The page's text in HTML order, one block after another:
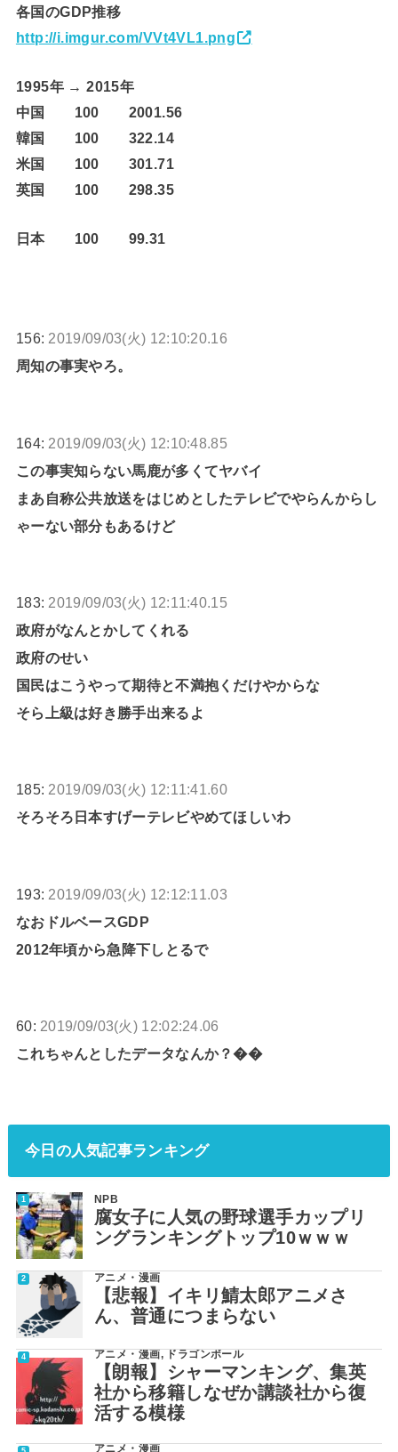
各国のGDP推移
http://i.imgur.com/VVt4VL1.png
1995年 → 2015年
中国 100 2001.56
韓国 100 322.14
米国 100 301.71
英国 100 298.35
日本 100 99.31
156: 2019/09/03(火) 12:10:20.16
周知の事実やろ。
164: 2019/09/03(火) 12:10:48.85
この事実知らない馬鹿が多くてヤバイ
まあ自称公共放送をはじめとしたテレビでやらんからし
ゃーない部分もあるけど
183: 2019/09/03(火) 12:11:40.15
政府がなんとかしてくれる
政府のせい
国民はこうやって期待と不満抱くだけやからな
そら上級は好き勝手出来るよ
185: 2019/09/03(火) 12:11:41.60
そろそろ日本すげーテレビやめてほしいわ
193: 2019/09/03(火) 12:12:11.03
なおドルベースGDP
2012年頃から急降下しとるで
60: 2019/09/03(火) 12:02:24.06
これちゃんとしたデータなんか？��
今日の人気記事ランキング
NPB
腐女子に人気の野球選手カップリ
ングランキングトップ10ｗｗｗ
アニメ・漫画
【悲報】イキリ鯖太郎アニメさ
ん、普通につまらない
アニメ・漫画, ドラゴンボール
【朗報】シャーマンキング、集英
社から移籍しなぜか講談社から復
活する模様
アニメ・漫画